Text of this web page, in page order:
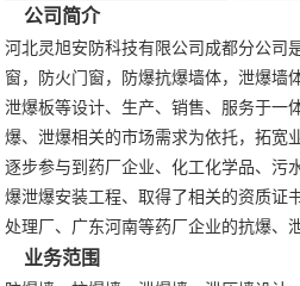
公司简介
河北灵旭安防科技有限公司成都分公司
窗，防火门窗，防爆抗爆墙体，泄爆墙
泄爆板等设计、生产、销售、服务于一
爆、泄爆相关的市场需求为依托，拓宽
逐步参与到药厂企业、化工化学品、污
爆泄爆安装工程、取得了相关的资质证
处理厂、广东河南等药厂企业的抗爆、
业务范围